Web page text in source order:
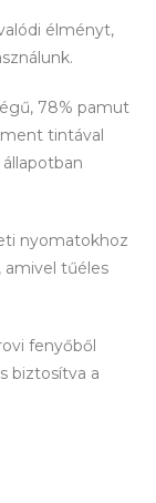
élményt,
78% pamut
tintával
nyomatokhoz
tűéles
fenyőből
biztosítva a